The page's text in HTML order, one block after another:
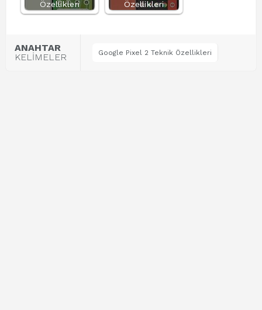
Özellikleri
Özellikleri
ANAHTAR
KELİMELER
Google Pixel 2 Teknik Özellikleri